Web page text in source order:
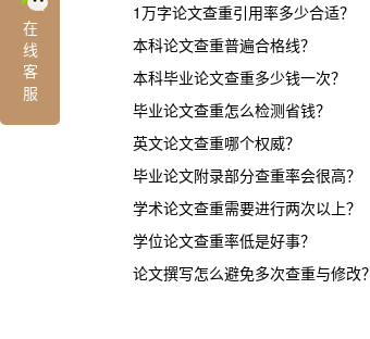
1万字论文查重引用率多少合适？
本科论文查重普遍合格线？
本科毕业论文查重多少钱一次？
毕业论文查重怎么检测省钱？
英文论文查重哪个权威？
毕业论文附录部分查重率会很高？
学术论文查重需要进行两次以上？
学位论文查重率低是好事？
论文撰写怎么避免多次查重与修改？
在
线
客
服